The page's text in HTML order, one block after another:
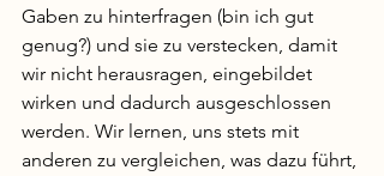
Gaben zu hinterfragen (bin ich gut
genug?) und sie zu verstecken, damit
wir nicht herausragen, eingebildet
wirken und dadurch ausgeschlossen
werden. Wir lernen, uns stets mit
anderen zu vergleichen, was dazu führt,